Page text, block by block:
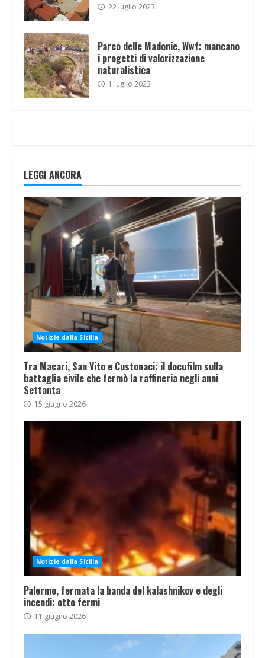
22 luglio 2023
Parco delle Madonie, Wwf: mancano
i progetti di valorizzazione
naturalistica
1 luglio 2023
LEGGI ANCORA
Notizie dalla Sicilia
Tra Macari, San Vito e Custonaci: il docufilm sulla
battaglia civile che fermò la raffineria negli anni
Settanta
15 giugno 2026
Notizie dalla Sicilia
Palermo, fermata la banda del kalashnikov e degli
incendi: otto fermi
11 giugno 2026